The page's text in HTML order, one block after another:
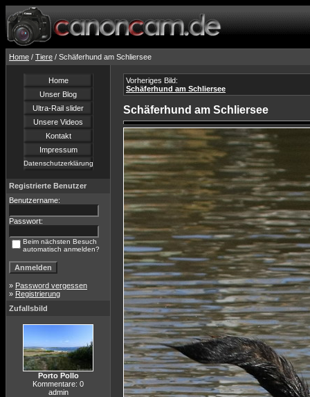
Home / Tiere / Schäferhund am Schliersee
Home
Unser Blog
Ultra-Rail slider
Unsere Videos
Kontakt
Impressum
Datenschutzerklärung
Registrierte Benutzer
Benutzername:
Passwort:
Beim nächsten Besuch
automatisch anmelden?
» Password vergessen
» Registrierung
Zufallsbild
Porto Pollo
Kommentare: 0
admin
Vorheriges Bild:
Schäferhund am Schliersee
Schäferhund am Schliersee